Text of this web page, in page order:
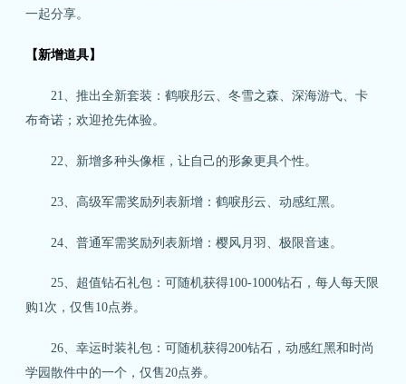
一起分享。
【新增道具】
21、推出全新套装：鹤唳彤云、冬雪之森、深海游弋、卡
布奇诺；欢迎抢先体验。
22、新增多种头像框，让自己的形象更具个性。
23、高级军需奖励列表新增：鹤唳彤云、动感红黑。
24、普通军需奖励列表新增：樱风月羽、极限音速。
25、超值钻石礼包：可随机获得100-1000钻石，每人每天限
购1次，仅售10点券。
26、幸运时装礼包：可随机获得200钻石，动感红黑和时尚
学园散件中的一个，仅售20点券。